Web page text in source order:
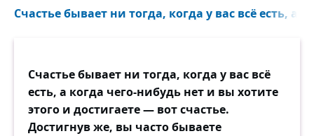
Счастье бывает ни тогда, когда у вас всё есть, а
Счастье бывает ни тогда, когда у вас всё
есть, а когда чего-нибудь нет и вы хотите
этого и достигаете — вот счастье.
Достигнув же, вы часто бываете